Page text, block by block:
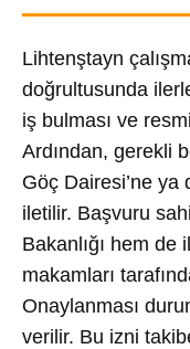
Lihtenştayn
doğrultusunda
iş bulması ve
Ardından, gerekli
Göç Dairesi’ne ya
iletilir. Başvuru
Bakanlığı hem
makamları
Onaylanması
verilir. Bu izni